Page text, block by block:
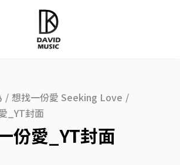
/ 想找一份愛 Seeking Love /
_YT封面
份愛_YT封面